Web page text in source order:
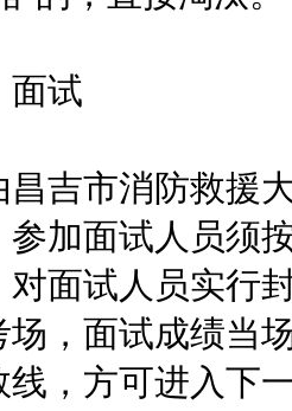
试
市消防救援大
参加面试人员须
对面试人员实行
场，面试成绩当
线，方可进入下